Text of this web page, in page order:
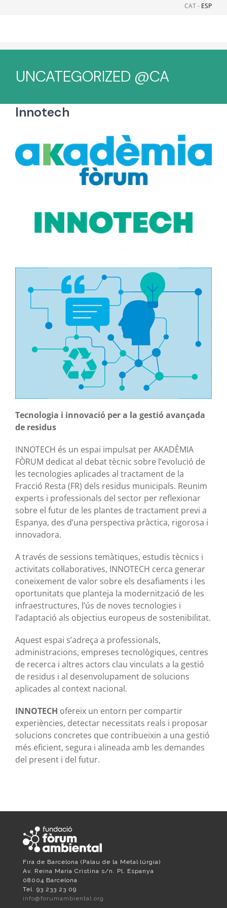
CAT - ESP
UNCATEGORIZED @CA
Innotech
Tecnologia i innovació per a la gestió avançada
de residus
INNOTECH és un espai impulsat per AKADÈMIA
FÒRUM dedicat al debat tècnic sobre l’evolució de
les tecnologies aplicades al tractament de la
Fracció Resta (FR) dels residus municipals. Reunim
experts i professionals del sector per reflexionar
sobre el futur de les plantes de tractament previ a
Espanya, des d’una perspectiva pràctica, rigorosa i
innovadora.
A través de sessions temàtiques, estudis tècnics i
activitats col·laboratives, INNOTECH cerca generar
coneixement de valor sobre els desafiaments i les
oportunitats que planteja la modernització de les
infraestructures, l’ús de noves tecnologies i
l’adaptació als objectius europeus de sostenibilitat.
Aquest espai s’adreça a professionals,
administracions, empreses tecnològiques, centres
de recerca i altres actors clau vinculats a la gestió
de residus i al desenvolupament de solucions
aplicades al context nacional.
INNOTECH ofereix un entorn per compartir
experiències, detectar necessitats reals i proposar
solucions concretes que contribueixin a una gestió
més eficient, segura i alineada amb les demandes
del present i del futur.
Fira de Barcelona (Palau de la Metal·lúrgia)
Av. Reina Maria Cristina s/n. Pl. Espanya
08004 Barcelona
Tel. 93 233 23 09
info@forumambiental.org